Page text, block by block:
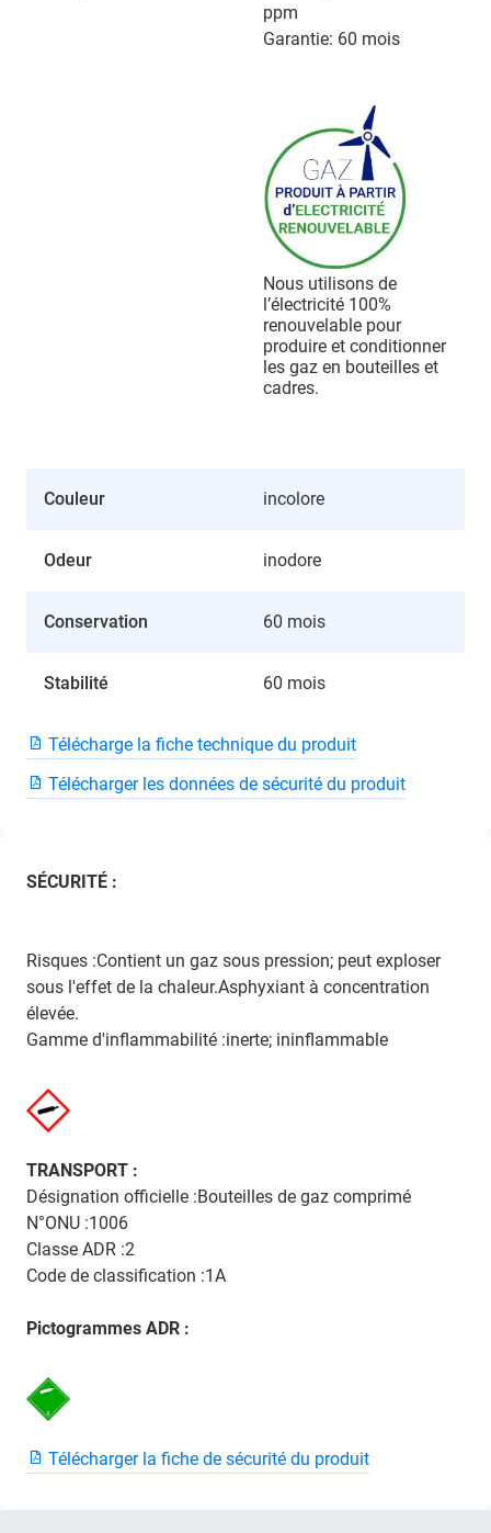
ppm
Garantie: 60 mois
Nous utilisons de
l’électricité 100%
renouvelable pour
produire et conditionner
les gaz en bouteilles et
cadres.
Couleur incolore
Odeur inodore
Conservation 60 mois
Stabilité 60 mois
Télécharge la fiche technique du produit
Télécharger les données de sécurité du produit
SÉCURITÉ :
Risques :Contient un gaz sous pression; peut exploser
sous l'effet de la chaleur.Asphyxiant à concentration
élevée.
Gamme d'inflammabilité :inerte; ininflammable
TRANSPORT :
Désignation officielle :Bouteilles de gaz comprimé
N°ONU :1006
Classe ADR :2
Code de classification :1A
Pictogrammes ADR :
Télécharger la fiche de sécurité du produit